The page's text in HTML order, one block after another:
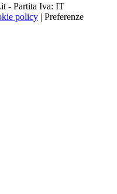
- Partita Iva: IT
policy | Preferenze